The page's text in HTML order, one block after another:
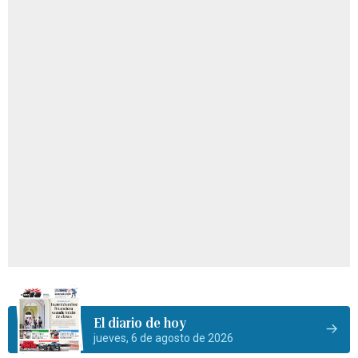
El diario de hoy
jueves, 6 de agosto de 2026